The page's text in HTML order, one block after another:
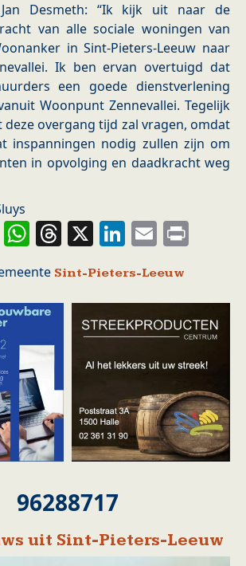
Jan Desmeth: “Ik kijk uit naar de
van alle sociale woningen van
in Sint-Pieters-Leeuw naar
Ik ben ervan overtuigd dat
een goede dienstverlening
Woonpunt Zennevallei. Tegelijk
deze overgang tijd zal vragen, omdat
inspanningen nodig zullen zijn om
in opvolging en daadkracht weg
Messenger
WhatsApp
Threads
X LinkedIn
Email
Sint-Pieters-Leeuw
96288717
uit Sint-Pieters-Leeuw